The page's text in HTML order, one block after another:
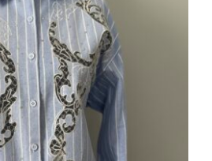
ve Taş İşlemeli
Gömlek